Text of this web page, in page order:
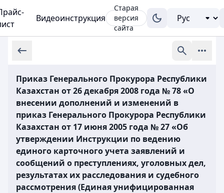
Видеоинструкция
Старая
версия
сайта
Приказ Генерального Прокурора Республики
Казахстан от 26 декабря 2008 года № 78 «О
внесении дополнений и изменений в
приказ Генерального Прокурора Республики
Казахстан от 17 июня 2005 года № 27 «Об
утверждении Инструкции по ведению
единого карточного учета заявлений и
сообщений о преступлениях, уголовных дел,
результатах их расследования и судебного
рассмотрения (Единая унифицированная